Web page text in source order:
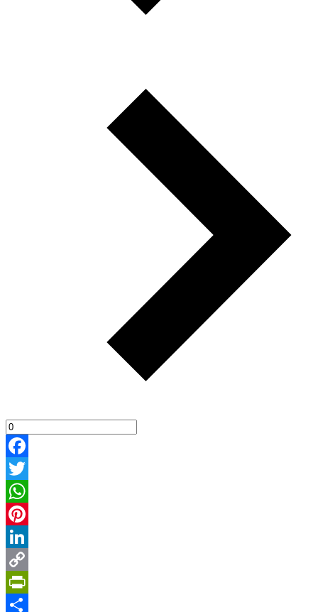
Facebook
Twitter
WhatsApp
Pinterest
LinkedIn
Copy
Link
PrintFriendly